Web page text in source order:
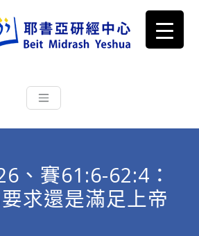
耶書亞研經中心
根源明白聖經，成為更好的門徒
、賽61:6-62:4：
求還是滿足上帝